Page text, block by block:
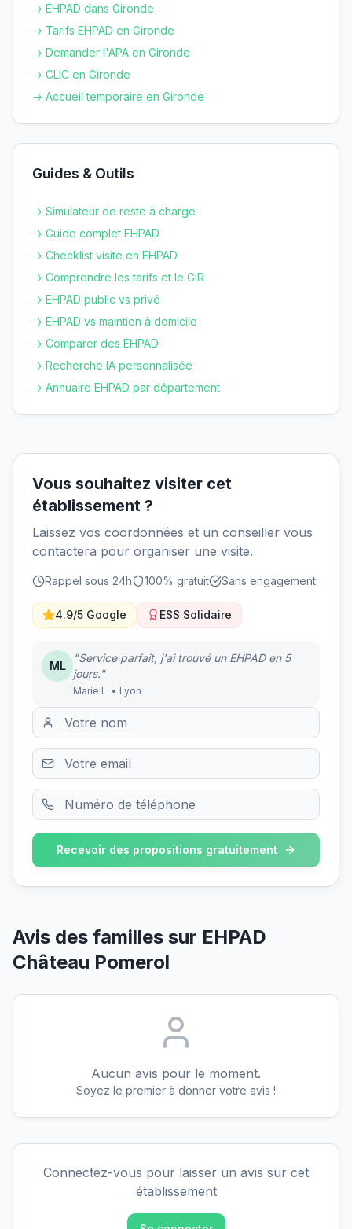
→ EHPAD dans Gironde
→ Tarifs EHPAD en Gironde
→ Demander l'APA en Gironde
→ CLIC en Gironde
→ Accueil temporaire en Gironde
Guides & Outils
→ Simulateur de reste à charge
→ Guide complet EHPAD
→ Checklist visite en EHPAD
→ Comprendre les tarifs et le GIR
→ EHPAD public vs privé
→ EHPAD vs maintien à domicile
→ Comparer des EHPAD
→ Recherche IA personnalisée
→ Annuaire EHPAD par département
Vous souhaitez visiter cet
établissement ?
Laissez vos coordonnées et un conseiller vous
contactera pour organiser une visite.
Rappel sous 24h 100% gratuit Sans engagement
4.9/5 Google ESS Solidaire
ML
"Service parfait, j'ai trouvé un EHPAD en 5
jours."
Marie L. • Lyon
Recevoir des propositions gratuitement
Avis des familles sur EHPAD
Château Pomerol
Aucun avis pour le moment.
Soyez le premier à donner votre avis !
Connectez-vous pour laisser un avis sur cet
établissement